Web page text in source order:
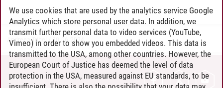
Andreea Tribel 30.06.2024
CONTACT
We use cookies that are used by the analytics service Google
Analytics which store personal user data. In addition, we
transmit further personal data to video services (YouTube,
Vimeo) in order to show you embedded videos. This data is
transmitted to the USA, among other countries. However, the
European Court of Justice has deemed the level of data
protection in the USA, measured against EU standards, to be